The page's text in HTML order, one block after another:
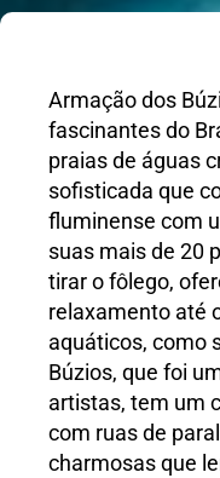
Armação dos
fascinantes do
praias de águas
sofisticada que
fluminense com
suas mais de 20
tirar o fôlego,
relaxamento até
aquáticos, como
Búzios, que foi
artistas, tem um
com ruas de
charmosas que